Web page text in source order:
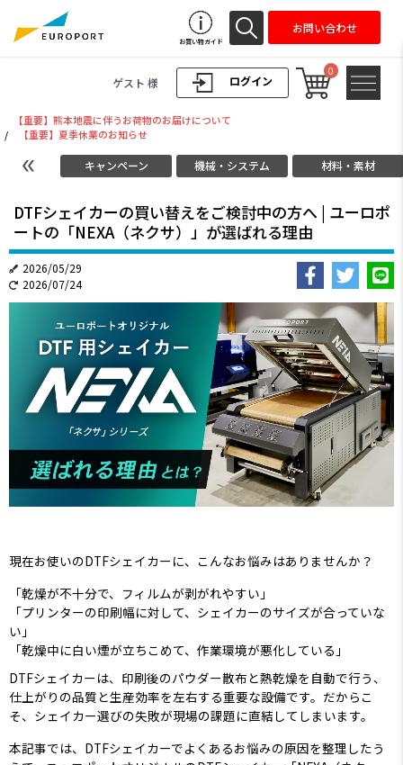
ログイン
ゲスト 様
0
お買い物ガイド
お問い合わせ
【重要】熊本地震に伴うお荷物のお届けについて
/
【重要】夏季休業のお知らせ
キャンペーン 機械・システム 材料・素材
DTFシェイカーの買い替えをご検討中の方へ | ユーロポ
ートの「NEXA（ネクサ）」が選ばれる理由
2026/05/29
2026/07/24
現在お使いのDTFシェイカーに、こんなお悩みはありませんか？
「乾燥が不十分で、フィルムが剥がれやすい」
「プリンターの印刷幅に対して、シェイカーのサイズが合っていな
い」
「乾燥中に白い煙が立ちこめて、作業環境が悪化している」
DTFシェイカーは、印刷後のパウダー散布と熱乾燥を自動で行う、
仕上がりの品質と生産効率を左右する重要な設備です。だからこ
そ、シェイカー選びの失敗が現場の課題に直結してしまいます。
本記事では、DTFシェイカーでよくあるお悩みの原因を整理したう